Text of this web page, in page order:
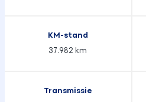
KM-stand
37.982 km
Transmissie